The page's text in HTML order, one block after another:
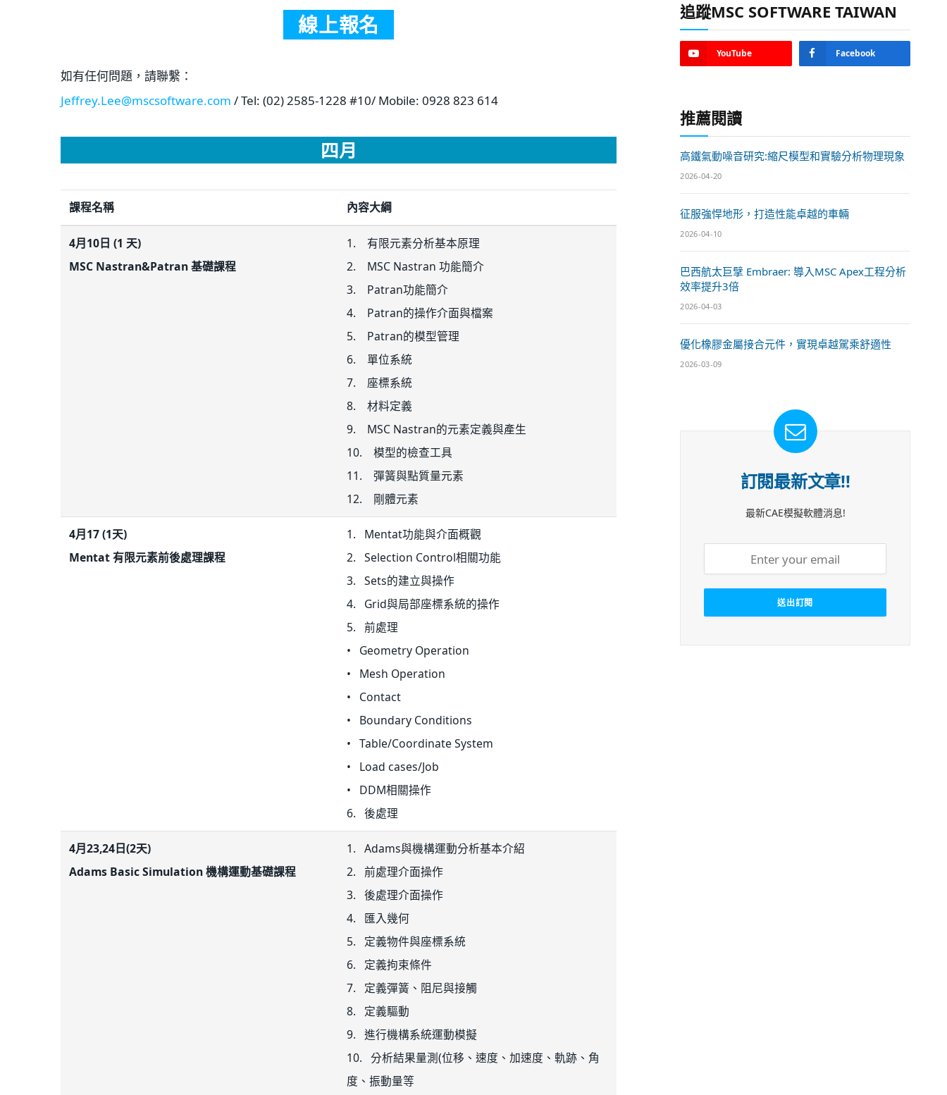
線上報名
如有任何問題，請聯繫：
Jeffrey.Lee@mscsoftware.com / Tel: (02) 2585-1228 #10/ Mobile: 0928 823 614
四月
課程名稱 內容大綱
4月10日 (1 天)
MSC Nastran&Patran 基礎課程
1. 有限元素分析基本原理
2. MSC Nastran 功能簡介
3. Patran功能簡介
4. Patran的操作介面與檔案
5. Patran的模型管理
6. 單位系統
7. 座標系統
8. 材料定義
9. MSC Nastran的元素定義與產生
10. 模型的檢查工具
11. 彈簧與點質量元素
12. 剛體元素
4月17 (1天)
Mentat 有限元素前後處理課程
1. Mentat功能與介面概觀
2. Selection Control相關功能
3. Sets的建立與操作
4. Grid與局部座標系統的操作
5. 前處理
• Geometry Operation
• Mesh Operation
• Contact
• Boundary Conditions
• Table/Coordinate System
• Load cases/Job
• DDM相關操作
6. 後處理
4月23,24日(2天)
Adams Basic Simulation 機構運動基礎課程
1. Adams與機構運動分析基本介紹
2. 前處理介面操作
3. 後處理介面操作
4. 匯入幾何
5. 定義物件與座標系統
6. 定義拘束條件
7. 定義彈簧、阻尼與接觸
8. 定義驅動
9. 進行機構系統運動模擬
10. 分析結果量測(位移、速度、加速度、軌跡、角
度、振動量等
追蹤MSC SOFTWARE TAIWAN
YouTube Facebook
推薦閱讀
高鐵氣動噪音研究:縮尺模型和實驗分析物理現象
2026-04-20
征服強悍地形，打造性能卓越的車輛
2026-04-10
巴西航太巨擘 Embraer: 導入MSC Apex工程分析
效率提升3倍
2026-04-03
優化橡膠金屬接合元件，實現卓越駕乘舒適性
2026-03-09
訂閱最新文章!!
最新CAE模擬軟體消息!